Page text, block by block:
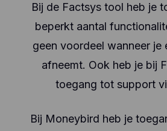
Bij de Factsys tool heb je
beperkt aantal
geen voordeel wanneer je
afneemt. Ook heb je bij
toegang tot support
Bij Moneybird heb je